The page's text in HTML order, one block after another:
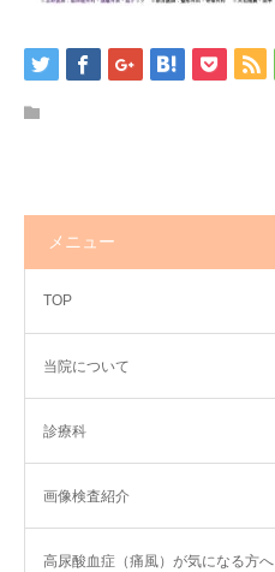
メニュー
TOP
当院について
診療科
画像検査紹介
高尿酸血症（痛風）が気になる方へ
ひばり求人